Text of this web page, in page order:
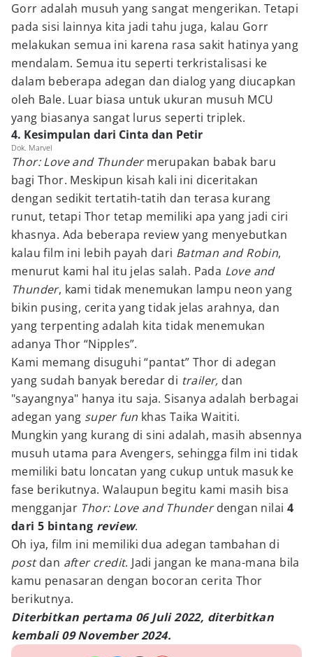
Gorr adalah musuh yang sangat mengerikan. Tetapi
pada sisi lainnya kita jadi tahu juga, kalau Gorr
melakukan semua ini karena rasa sakit hatinya yang
mendalam. Semua itu seperti terkristalisasi ke
dalam beberapa adegan dan dialog yang diucapkan
oleh Bale. Luar biasa untuk ukuran musuh MCU
yang biasanya sangat lurus seperti triplek.
4. Kesimpulan dari Cinta dan Petir
Dok. Marvel
Thor: Love and Thundermerupakan babak baru
bagi Thor. Meskipun kisah kali ini diceritakan
dengan sedikit tertatih-tatih dan terasa kurang
runut, tetapi Thor tetap memiliki apa yang jadi ciri
khasnya. Ada beberapa review yang menyebutkan
kalau film ini lebih payah dari Batman and Robin,
menurut kami hal itu jelas salah. Pada Love and
Thunder, kami tidak menemukan lampu neon yang
bikin pusing, cerita yang tidak jelas arahnya, dan
yang terpenting adalah kita tidak menemukan
adanya Thor “Nipples”.
Kami memang disuguhi “pantat” Thor di adegan
yang sudah banyak beredar di trailer, dan
"sayangnya" hanya itu saja. Sisanya adalah berbagai
adegan yang super fun khas Taika Waititi.
Mungkin yang kurang di sini adalah, masih absennya
musuh utama para Avengers, sehingga film ini tidak
memiliki batu loncatan yang cukup untuk masuk ke
fase berikutnya. Walaupun begitu kami masih bisa
mengganjar Thor: Love and Thunderdengan nilai 4
dari 5 bintang review.
Oh iya, film ini memiliki dua adegan tambahan di
postdan after credit. Jadi jangan ke mana-mana bila
kamu penasaran dengan bocoran cerita Thor
berikutnya.
Diterbitkan pertama 06 Juli 2022, diterbitkan
kembali 09 November 2024.